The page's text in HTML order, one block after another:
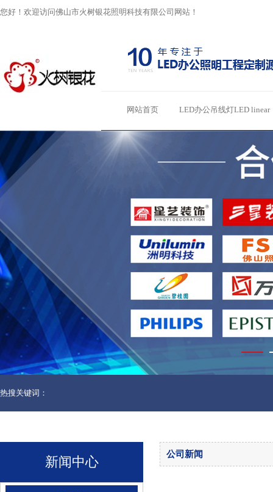
您好！欢迎访问佛山市火树银花照明科技有限公司网站！
网站首页 LED办公吊线灯LED linear
热搜关键词：
新闻中心 公司新闻